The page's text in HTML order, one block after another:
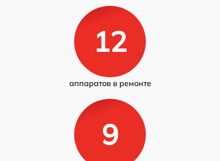
12
аппаратов в ремонте
9